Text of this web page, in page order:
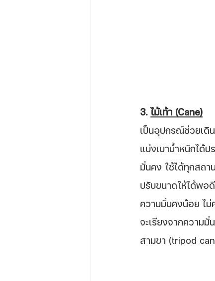
3. ไม้เท้า (Cane)
เป็นอุปกรณ์ช่วยเดิ
แบ่งเบาน้ำหนักได้
มั่นคง ใช้ได้ทุกสถา
ปรับขนาดให้ได้พอ
ความมั่นคงน้อย ไม่
จะเรียงจากความ
สามขา (tripod